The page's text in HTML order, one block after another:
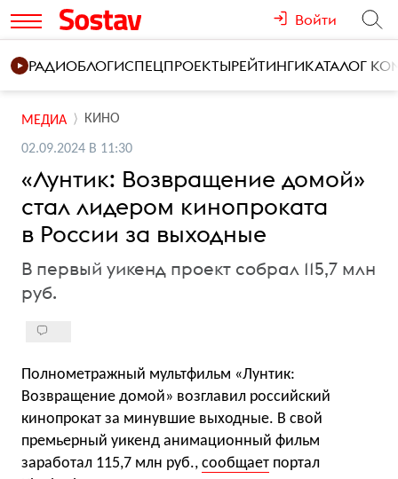
Войти
РАДИОБЛОГИСПЕЦПРОЕКТЫРЕЙТИНГИКАТАЛОГ
МЕДИА КИНО
02.09.2024 В 11:30
«Лунтик: Возвращение домой»
стал лидером кинопроката
в России за выходные
В первый уикенд проект собрал 115,7 млн
руб.
Полнометражный мультфильм «Лунтик:
Возвращение домой» возглавил российский
кинопрокат за минувшие выходные. В свой
премьерный уикенд анимационный фильм
заработал 115,7 млн руб., сообщает портал